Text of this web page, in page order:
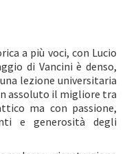
a più voci, con Lucio
di Vancini è denso,
lezione universitaria
assoluto il migliore tra
ma con passione,
e generosità degli